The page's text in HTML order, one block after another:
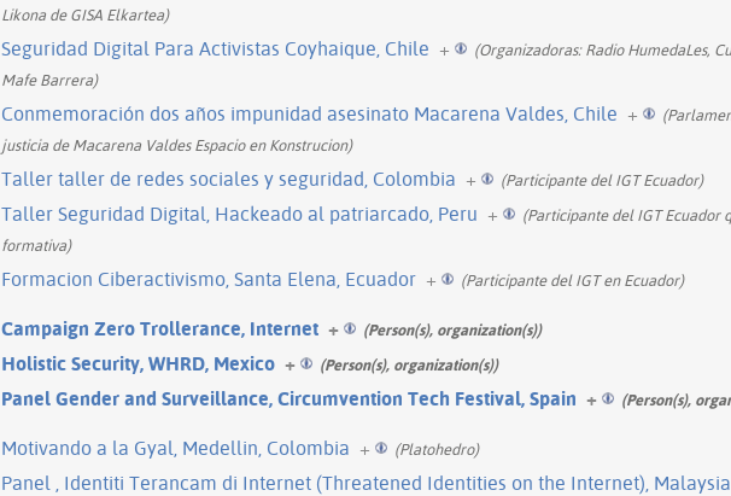
Likona de GISA Elkartea)
Seguridad Digital Para Activistas Coyhaique, Chile + (Organizadoras: Radio HumedaLes,
Mafe Barrera)
Conmemoración dos años impunidad asesinato Macarena Valdes, Chile +
justicia de Macarena Valdes Espacio en Konstrucion)
Taller taller de redes sociales y seguridad, Colombia + (Participante del IGT Ecuador)
Taller Seguridad Digital, Hackeado al patriarcado, Peru +
(Participante del IGT Ecuador
formativa)
Formacion Ciberactivismo, Santa Elena, Ecuador + (Participante del IGT en Ecuador)
Campaign Zero Trollerance, Internet + (Person(s), organization(s))
Holistic Security, WHRD, Mexico + (Person(s), organization(s))
Panel Gender and Surveillance, Circumvention Tech Festival, Spain + (Person(s),
Motivando a la Gyal, Medellin, Colombia + (Platohedro)
Panel , Identiti Terancam di Internet (Threatened Identities on the Internet), Malaysia